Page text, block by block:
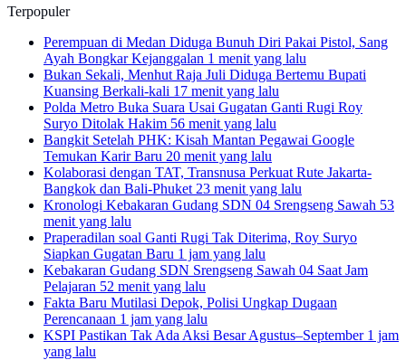
Terpopuler
Perempuan di Medan Diduga Bunuh Diri Pakai Pistol, Sang
Ayah Bongkar Kejanggalan 1 menit yang lalu
Bukan Sekali, Menhut Raja Juli Diduga Bertemu Bupati
Kuansing Berkali-kali 17 menit yang lalu
Polda Metro Buka Suara Usai Gugatan Ganti Rugi Roy
Suryo Ditolak Hakim 56 menit yang lalu
Bangkit Setelah PHK: Kisah Mantan Pegawai Google
Temukan Karir Baru 20 menit yang lalu
Kolaborasi dengan TAT, Transnusa Perkuat Rute Jakarta-
Bangkok dan Bali-Phuket 23 menit yang lalu
Kronologi Kebakaran Gudang SDN 04 Srengseng Sawah 53
menit yang lalu
Praperadilan soal Ganti Rugi Tak Diterima, Roy Suryo
Siapkan Gugatan Baru 1 jam yang lalu
Kebakaran Gudang SDN Srengseng Sawah 04 Saat Jam
Pelajaran 52 menit yang lalu
Fakta Baru Mutilasi Depok, Polisi Ungkap Dugaan
Perencanaan 1 jam yang lalu
KSPI Pastikan Tak Ada Aksi Besar Agustus–September 1 jam
yang lalu